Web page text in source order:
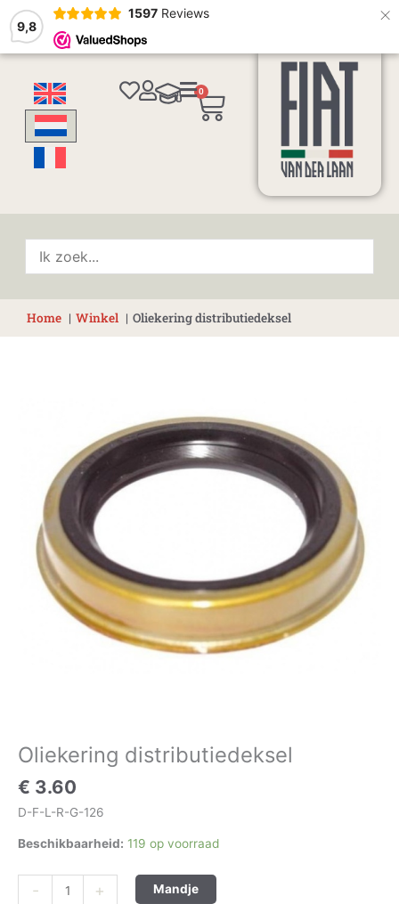
9,8
1597 Reviews ×
0
Winkelwagen
Home Winkel Oliekering distributiedeksel
Oliekering distributiedeksel
€ 3.60
D-F-L-R-G-126
Beschikbaarheid: 119 op voorraad
- + Mandje